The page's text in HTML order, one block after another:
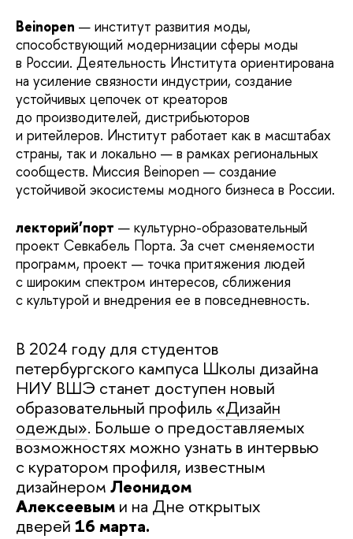
Beinopen — институт развития моды,
способствующий модернизации сферы моды
в России. Деятельность Института ориентирована
на усиление связности индустрии, создание
устойчивых цепочек от креаторов
до производителей, дистрибьюторов
и ритейлеров. Институт работает как в масштабах
страны, так и локально — в рамках региональных
сообществ. Миссия Beinopen — создание
устойчивой экосистемы модного бизнеса в России.
лекторий’порт — культурно-образовательный
проект Севкабель Порта. За счет сменяемости
программ, проект — точка притяжения людей
с широким спектром интересов, сближения
с культурой и внедрения ее в повседневность.
В 2024 году для студентов
петербургского кампуса Школы дизайна
НИУ ВШЭ станет доступен новый
образовательный профиль «Дизайн
одежды». Больше о предоставляемых
возможностях можно узнать в интервью
с куратором профиля, известным
дизайнером Леонидом
Алексеевым и на Дне открытых
дверей 16 марта.